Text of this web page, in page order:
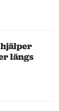
längs